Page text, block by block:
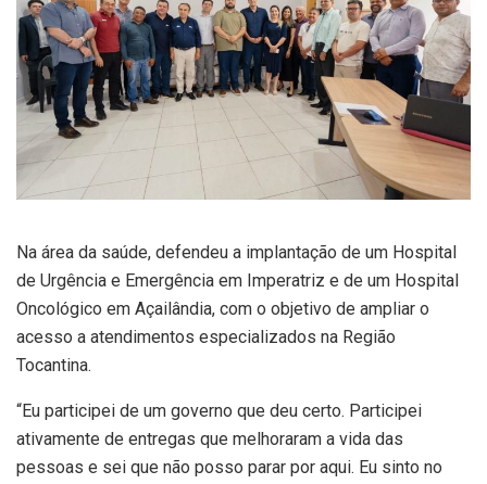
Na área da saúde, defendeu a implantação de um Hospital
de Urgência e Emergência em Imperatriz e de um Hospital
Oncológico em Açailândia, com o objetivo de ampliar o
acesso a atendimentos especializados na Região
Tocantina.
“Eu participei de um governo que deu certo. Participei
ativamente de entregas que melhoraram a vida das
pessoas e sei que não posso parar por aqui. Eu sinto no